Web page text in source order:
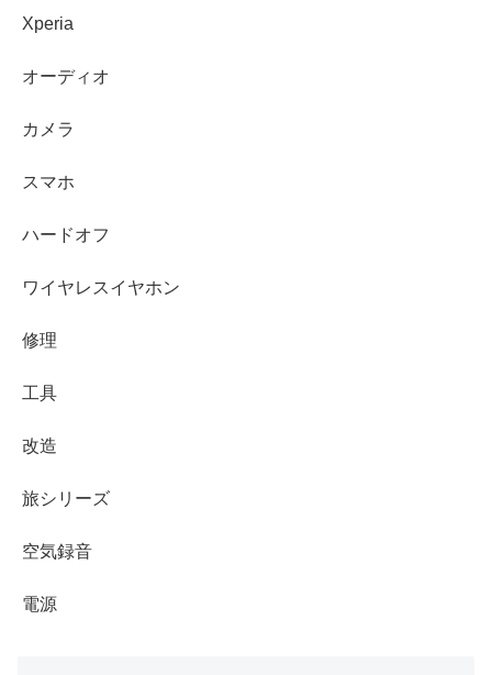
Xperia
オーディオ
カメラ
スマホ
ハードオフ
ワイヤレスイヤホン
修理
工具
改造
旅シリーズ
空気録音
電源